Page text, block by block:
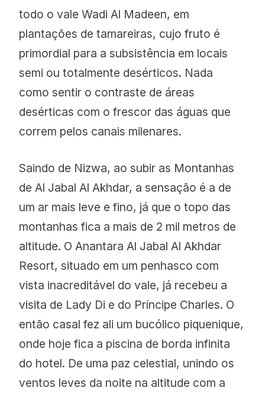
todo o vale Wadi Al Madeen, em
plantações de tamareiras, cujo fruto é
primordial para a subsistência em locais
semi ou totalmente desérticos. Nada
como sentir o contraste de áreas
desérticas com o frescor das águas que
correm pelos canais milenares.
Saindo de Nizwa, ao subir as Montanhas
de Al Jabal Al Akhdar, a sensação é a de
um ar mais leve e fino, já que o topo das
montanhas fica a mais de 2 mil metros de
altitude. O Anantara Al Jabal Al Akhdar
Resort, situado em um penhasco com
vista inacreditável do vale, já recebeu a
visita de Lady Di e do Príncipe Charles. O
então casal fez ali um bucólico piquenique,
onde hoje fica a piscina de borda infinita
do hotel. De uma paz celestial, unindo os
ventos leves da noite na altitude com a